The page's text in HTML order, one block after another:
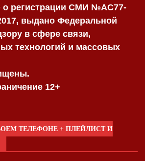
о регистрации СМИ №AC77-
выдано Федеральной
в сфере связи,
технологий и массовых
12+
ТЕЛЕФОНЕ + ПЛЕЙЛИСТ И